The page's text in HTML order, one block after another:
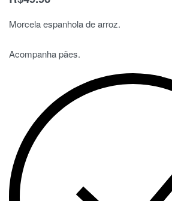
Morcela espanhola de arroz.
Acompanha pães.